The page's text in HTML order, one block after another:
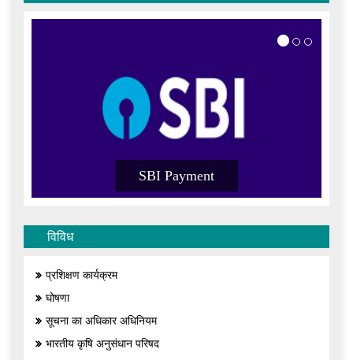
SBI Payment
विविध
प्रशिक्षण कार्यक्रम
घोषणा
सूचना का अधिकार अधिनियम
भारतीय कृषि अनुसंधान परिषद